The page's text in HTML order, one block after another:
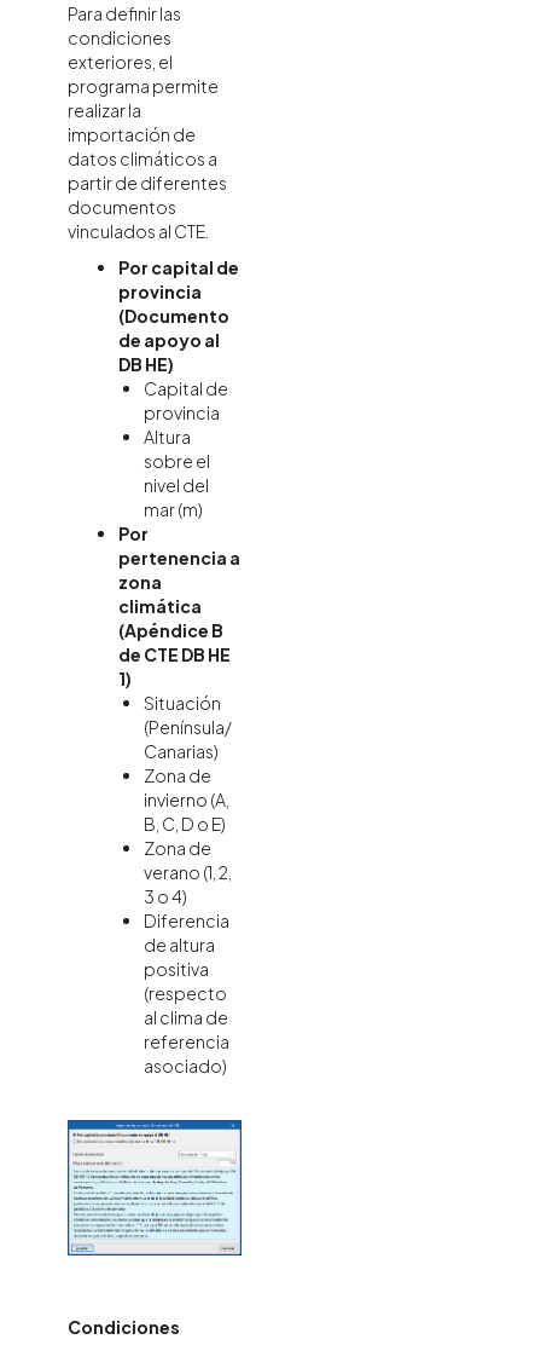
Para definir las
condiciones
exteriores, el
programa permite
realizar la
importación de
datos climáticos a
partir de diferentes
documentos
vinculados al CTE.
Por capital de
provincia
(Documento
de apoyo al
DB HE)
Capital de
provincia
Altura
sobre el
nivel del
mar (m)
Por
pertenencia a
zona
climática
(Apéndice B
de CTE DB HE
1)
Situación
(Península/
Canarias)
Zona de
invierno (A,
B, C, D o E)
Zona de
verano (1, 2,
3 o 4)
Diferencia
de altura
positiva
(respecto
al clima de
referencia
asociado)
Condiciones